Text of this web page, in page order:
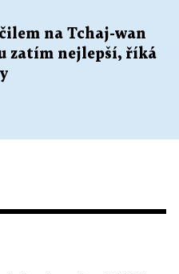
na Tchaj-wan
zatím nejlepší, říká